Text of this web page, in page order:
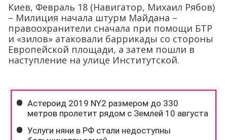
Киев, Февраль 18 (Навигатор, Михаил Рябов)
– Милиция начала штурм Майдана –
правоохранители сначала при помощи БТР
и «зилов» атаковали баррикады со стороны
Европейской площади, а затем пошли в
наступление на улице Институтской.